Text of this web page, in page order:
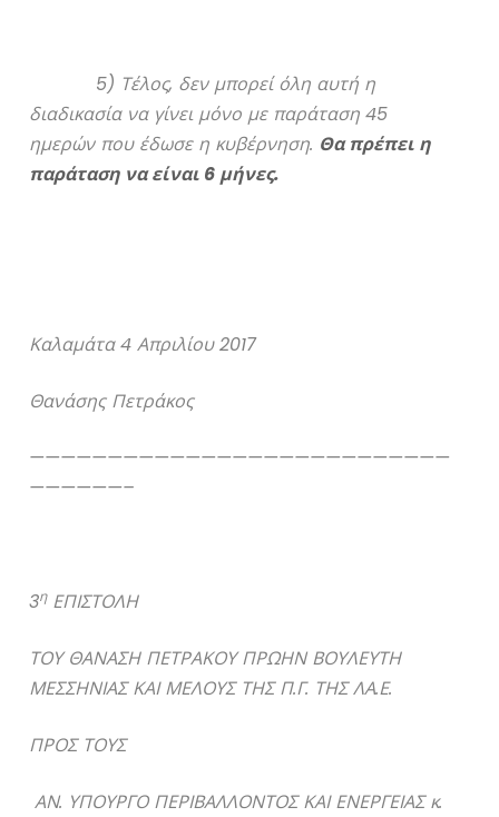
5) Τέλος, δεν μπορεί όλη αυτή η
διαδικασία να γίνει μόνο με παράταση 45
ημερών που έδωσε η κυβέρνηση. Θα πρέπει η
παράταση να είναι 6 μήνες.
Καλαμάτα 4 Απριλίου 2017
Θανάσης Πετράκος
———————————————————————————
——————–
3ηΕΠΙΣΤΟΛΗ
ΤΟΥ ΘΑΝΑΣΗ ΠΕΤΡΑΚΟΥ ΠΡΩΗΝ ΒΟΥΛΕΥΤΗ
ΜΕΣΣΗΝΙΑΣ ΚΑΙ ΜΕΛΟΥΣ ΤΗΣ Π.Γ. ΤΗΣ ΛΑ.Ε.
ΠΡΟΣ ΤΟΥΣ
ΑΝ. ΥΠΟΥΡΓΟ ΠΕΡΙΒΑΛΛΟΝΤΟΣ ΚΑΙ ΕΝΕΡΓΕΙΑΣ κ.